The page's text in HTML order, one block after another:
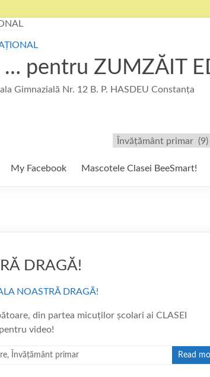
… pentru ZUMZĂIT
Gimnazială Nr. 12 B. P. HASDEU Constanța
Filtre/Etichete
My Facebook Mascotele Clasei BeeSmart!
DRAGĂ!
din partea micuților școlari ai CLASEI
pentru video!
, Învățământ primar Read